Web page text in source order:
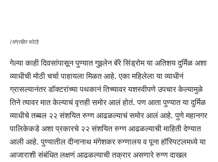
(संग्रहित फोटो)
गेल्या काही दिवसांपासून पुण्यात गुइलेन बॅरे सिंड्रोम या अतिशय दुर्मिळ अशा
व्याधीची मोठी चर्चा पाहायला मिळत आहे. एका महिलेला या व्याधीनं
ग्रासल्यानंतर डॉक्टरांच्या पथकानं तिच्यावर यशस्वीपणे उपचार केल्यामुळे
तिने त्यावर मात केल्याचं वृत्तही समोर आलं होतं. पण आता पुण्यात या दुर्मिळ
व्याधीचे तब्बल २२ संशयित रुग्ण आढळल्याचं समोर आलं आहे. पुणे महानगर
पालिकेकडे अशा प्रकारचे २२ संशयित रुग्ण आढळल्याची माहिती देण्यात
आली आहे. पुण्यातील दीनानाथ मंगेशकर रुग्णालय व पूना हॉस्पिटलमध्ये या
आजाराशी संबंधित लक्षणं आढळल्याची तक्रार असणारे रुग्ण दाखल